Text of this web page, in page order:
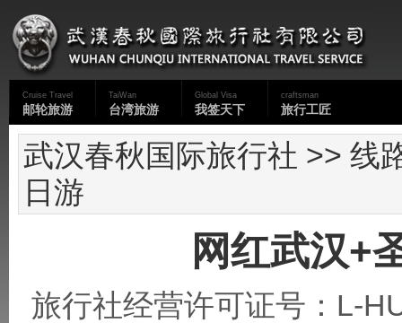
Cruise Travel
邮轮旅游
TaiWan
台湾旅游
Global Visa
我签天下
craftsman
旅行工匠
武汉春秋国际旅行社 >> 线
日游
网红武汉+
旅行社经营许可证号：